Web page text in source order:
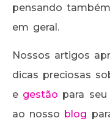
pensando
em geral.
Nossos artigos
dicas preciosas
e gestão para
ao nosso blog